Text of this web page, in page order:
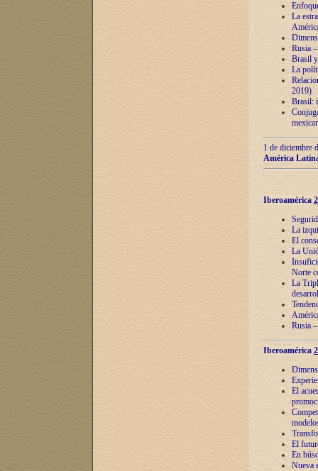
La
Rusia
Brasil
La
2019)
Brasil:
1 de diciembre
América
Iberoamérica
La
El
La
Norte
La
Rusia
Iberoamérica
El
El
En
Nueva